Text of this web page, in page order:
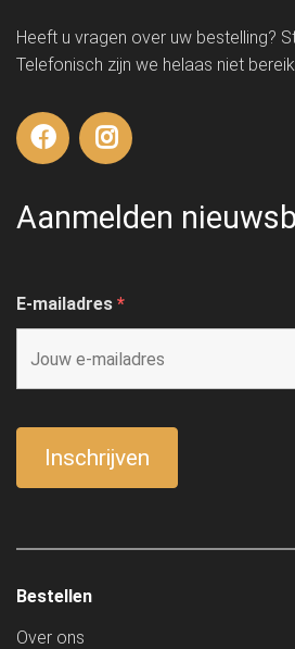
Heeft u vragen over uw bestelling?
Telefonisch zijn we helaas niet
Aanmelden
E-mailadres *
Bestellen
Over ons